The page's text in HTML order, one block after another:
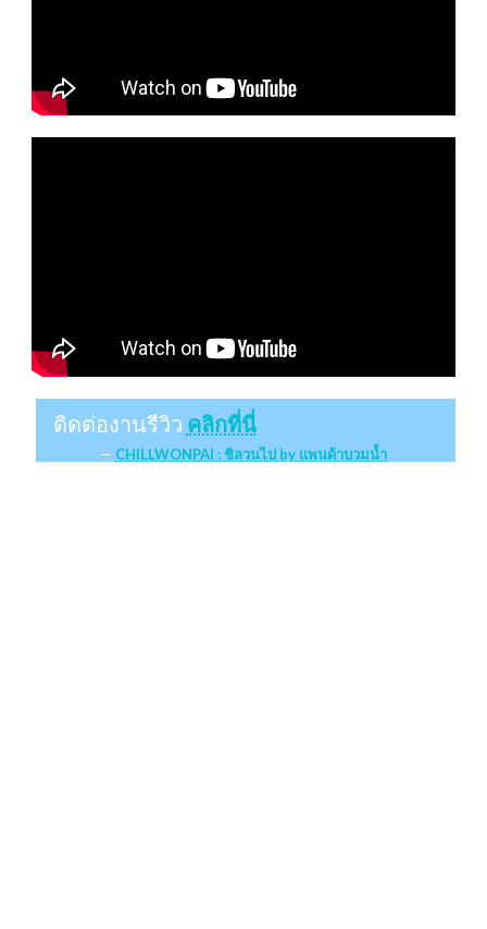
ติดต่องานรีวิว คลิกที่นี่
CHILLWONPAI : ชิลวนไป by แพนด้าบวมน้ำ